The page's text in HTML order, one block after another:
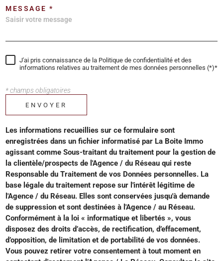
MESSAGE *
J'ai pris connaissance de la Politique de confidentialité et des
informations relatives au traitement de mes données personnelles (*)*
* champs obligatoires
ENVOYER
Les informations recueillies sur ce formulaire sont
enregistrées dans un fichier informatisé par La Boite Immo
agissant comme Sous-traitant du traitement pour la gestion de
la clientèle/prospects de l'Agence / du Réseau qui reste
Responsable du Traitement de vos Données personnelles. La
base légale du traitement repose sur l'intérêt légitime de
l'Agence / du Réseau. Elles sont conservées jusqu'à demande
de suppression et sont destinées à l'Agence / au Réseau.
Conformément à la loi « informatique et libertés », vous
disposez des droits d’accès, de rectification, d’effacement,
d’opposition, de limitation et de portabilité de vos données.
Vous pouvez retirer votre consentement à tout moment en